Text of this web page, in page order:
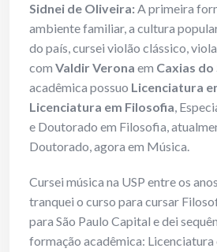
Sidnei de Oliveira:A primeira
ambiente familiar, a cultura
do país, cursei violão clássico,
com Valdir Verona em Caxias do
acadêmica possuo Licenciatura
Licenciatura em Filosofia,
e Doutorado em Filosofia,
Doutorado, agora em Música.
Cursei música na USP entre os
tranquei o curso para cursar
para São Paulo Capital e dei
formação acadêmica: